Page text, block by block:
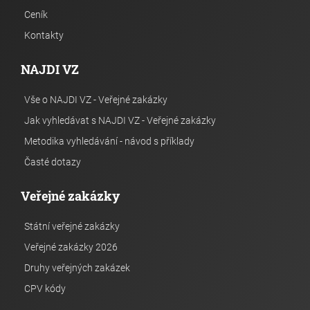
Ceník
Kontakty
NAJDI VZ
Vše o NAJDI VZ - Veřejné zakázky
Jak vyhledávat s NAJDI VZ - Veřejné zakázky
Metodika vyhledávání - návod s příklady
Časté dotazy
Veřejné zakázky
Státní veřejné zakázky
Veřejné zakázky 2026
Druhy veřejných zakázek
CPV kódy